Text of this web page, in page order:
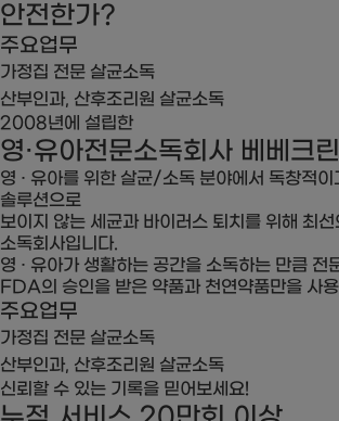
안전한가?
주요업무
가정집 전문 살균소독
산부인과, 산후조리원 살균소독
2008년에 설립한
영·유아전문소독회사 베베크린
영 · 유아를 위한 살균/소독 분야에서 독창적이
솔루션으로
보이지 않는 세균과 바이러스 퇴치를 위해 최
소독회사입니다.
영 · 유아가 생활하는 공간을 소독하는 만큼 전
FDA의 승인을 받은 약품과 천연약품만을 사
주요업무
가정집 전문 살균소독
산부인과, 산후조리원 살균소독
신뢰할 수 있는 기록을 믿어보세요!